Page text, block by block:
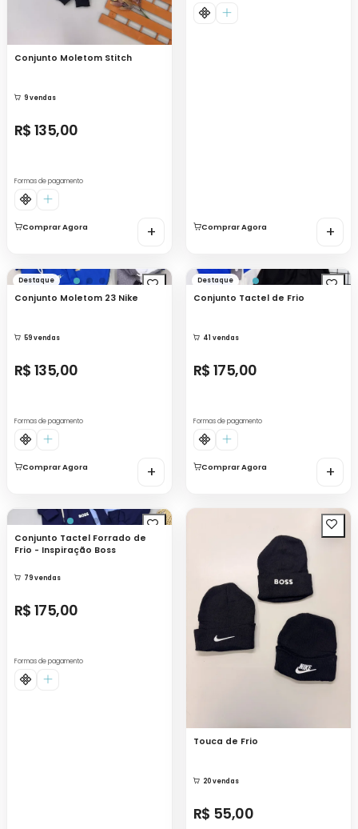
Conjunto Moletom Stitch
9 vendas
R$ 135,00
Formas de pagamento
Comprar Agora + Comprar Agora +
Destaque
Conjunto Moletom 23 Nike
59 vendas
R$ 135,00
Formas de pagamento
Comprar Agora +
Destaque
Conjunto Tactel de Frio
41 vendas
R$ 175,00
Formas de pagamento
Comprar Agora +
Conjunto Tactel Forrado de
Frio - Inspiração Boss
79 vendas
R$ 175,00
Formas de pagamento
Touca de Frio
20 vendas
R$ 55,00